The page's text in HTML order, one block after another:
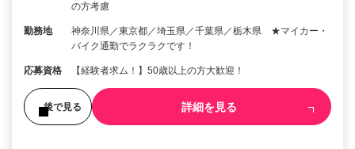
の方考慮
勤務地
神奈川県／東京都／埼玉県／千葉県／栃木県 ★マイカー・
バイク通勤でラクラクです！
応募資格 【経験者求ム！】50歳以上の方大歓迎！
後で見る 詳細を見る